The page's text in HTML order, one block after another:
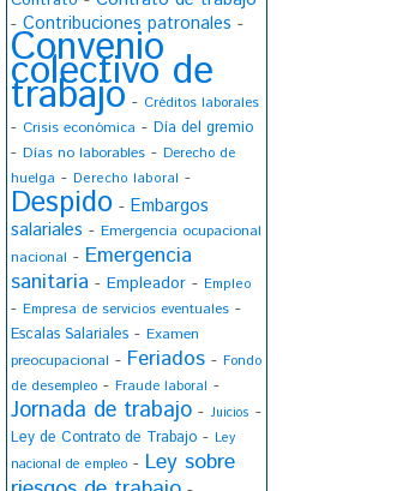
- Contribuciones patronales -
Convenio
colectivo de
trabajo - Créditos laborales
- Crisis económica - Día del gremio
- Días no laborables - Derecho de
huelga - Derecho laboral -
Despido - Embargos
salariales - Emergencia ocupacional
nacional - Emergencia
sanitaria - Empleador - Empleo
- Empresa de servicios eventuales -
Escalas Salariales - Examen
preocupacional - Feriados - Fondo
de desempleo - Fraude laboral -
Jornada de trabajo - Juicios -
Ley de Contrato de Trabajo - Ley
nacional de empleo - Ley sobre